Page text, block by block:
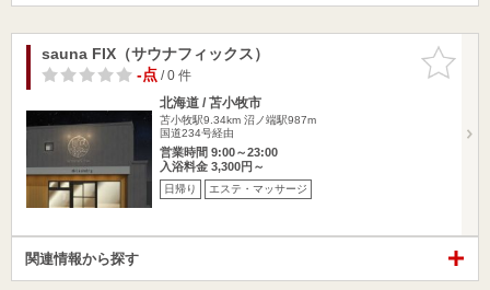
お気に入
りに追加
sauna FIX（サウナフィックス）
-点/ 0 件
北海道 / 苫小牧市
苫小牧駅9.34km 沼ノ端駅987m
国道234号経由
営業時間 9:00～23:00
入浴料金 3,300円～
日帰り エステ・マッサージ
関連情報から探す